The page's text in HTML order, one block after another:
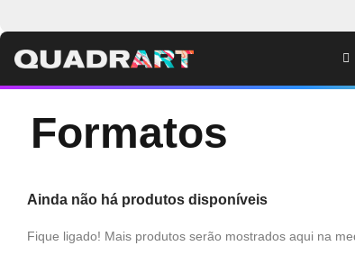
Formatos
Ainda não há produtos disponíveis
Fique ligado! Mais produtos serão mostrados aqui na